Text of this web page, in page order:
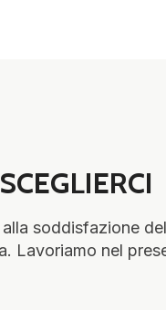
soddisfazione
Lavoriamo nel